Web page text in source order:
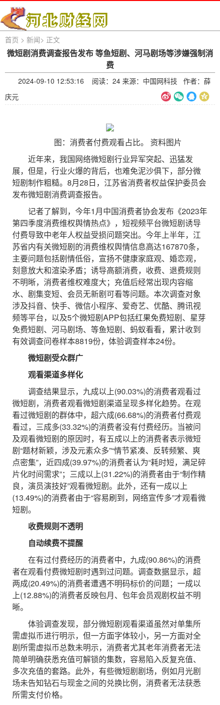
首页 > 新闻> 正文
微短剧消费调查报告发布 等鱼短剧、河马剧场等涉嫌强制消
费
2024-09-10 12:53:16 阅读： 24 来源：中国网科技 作者：薛
庆元
图：消费者付费观看占比。 资料图片
近年来，我国网络微短剧行业异军突起、迅猛发
展，但是，行业火爆的背后，也难免泥沙俱下，部分微
短剧制作粗糙。8月28日，江苏省消费者权益保护委员会
发布微短剧消费调查报告。
记者了解到，今年1月中国消费者协会发布《2023年
第四季度消费维权舆情热点》，短视频平台微短剧诱导
付费导致中老年人权益受损问题突出。今年上半年，江
苏省内有关微短剧的消费维权舆情信息高达167870条，
主要问题包括剧情低俗，宣扬不健康家庭观、婚恋观，
刻意放大和渲染矛盾；诱导高额消费，收费、退费规则
不明晰，消费者维权难度大；充值后经常出现内容缩
水、剧集变短、会员无新剧可看等问题。本次调查对象
涉及抖音、快手、微信小程序、爱奇艺、优酷、腾讯视
频等平台，以及5个微短剧APP包括红果免费短剧、星芽
免费短剧、河马剧场、等鱼短剧、蚂蚁看看，累计收到
有效调查问卷样本8819份，体验调查样本24份。
微短剧受众群广
观看渠道多样化
调查结果显示，九成以上(90.03%)的消费者观看过
微短剧，消费者观看微短剧渠道呈现多样化趋势。在观
看过微短剧的群体中，超六成(66.68%)的消费者付费观
看过，三成多(33.32%)的消费者没有付费经历。当被问
及观看微短剧的原因时，有五成以上的消费者表示微短
剧“题材新颖，涉及元素众多”“情节紧凑、反转频繁、爽
点密集”，近四成(39.97%)的消费者认为“耗时短，满足碎
片化时间需求”；三成以上(31.22%)的消费者由于“制作精
良，演员演技好”观看微短剧。此外，还有一成以上
(13.49%)的消费者由于“容易刷到，网络宣传多”才观看微
短剧。
收费规则不透明
自动续费不提醒
在有过付费经历的消费者中，九成(90.86%)的消费
者在观看付费微短剧时遇到过问题。调查数据显示，超
两成(20.49%)的消费者遭遇不明码标价的问题；一成以
上(12.88%)的消费者反映包月、包年会员观剧权益不明
晰。
体验调查发现，部分微短剧观看渠道虽然对单集所
需虚拟币进行明示，但一方面字体较小，另一方面对全
剧所需虚拟币总数未明示，消费者尤其老年消费者无法
简单明确获悉充值可解锁的集数，容易陷入反复充值、
多次充值的套路。此外，有些微短剧剧场，例如月光剧
场未告知钻石与现金之间的兑换比例，消费者无法获悉
所需支付价格。